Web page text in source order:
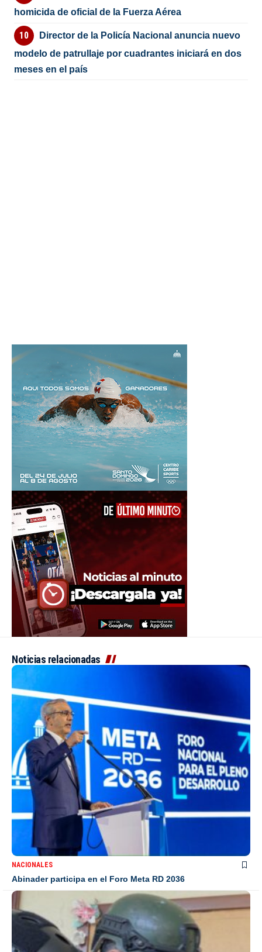
homicida de oficial de la Fuerza Aérea
Director de la Policía Nacional anuncia nuevo
modelo de patrullaje por cuadrantes iniciará en dos
meses en el país
Noticias relacionadas
NACIONALES
Abinader participa en el Foro Meta RD 2036